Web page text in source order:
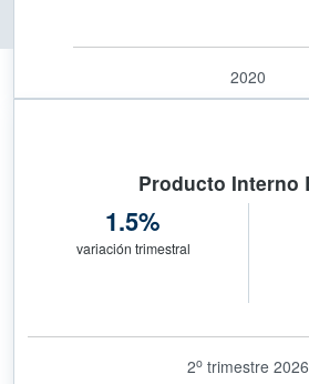
2020
Producto Interno
1.5%
variación trimestral
2o trimestre 2026